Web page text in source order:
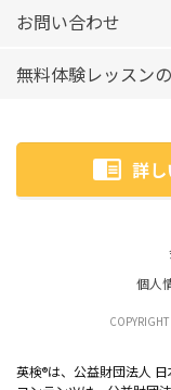
お問い合わせ
無料体験レッスン
詳
個人
英検®は、公益財団法人